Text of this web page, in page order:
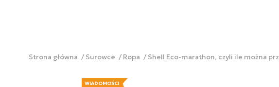
Strona główna Surowce Ropa Shell Eco-marathon, czyli ile można
WIADOMOŚCI